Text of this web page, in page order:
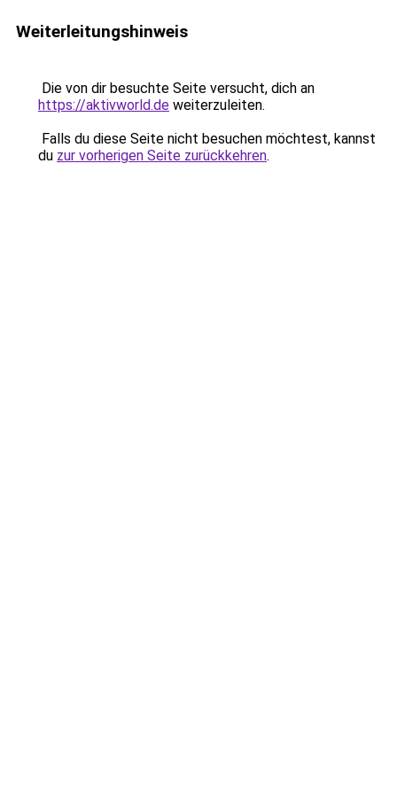
Weiterleitungshinweis
Die von dir besuchte Seite versucht, dich an
https://aktivworld.de weiterzuleiten.
Falls du diese Seite nicht besuchen möchtest, kannst
du zur vorherigen Seite zurückkehren.